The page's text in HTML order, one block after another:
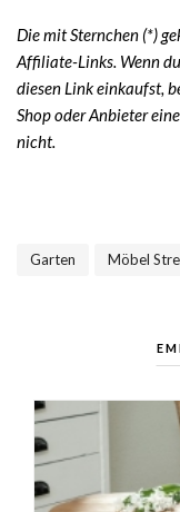
Die mit Sternchen (*)
Affiliate-Links. Wenn
diesen Link einkaufst,
Shop oder Anbieter
nicht.
Garten Möbel